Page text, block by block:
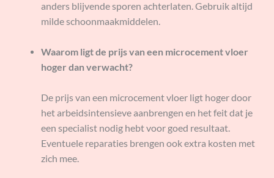
anders blijvende sporen achterlaten. Gebruik altijd
milde schoonmaakmiddelen.
Waarom ligt de prijs van een microcement vloer
hoger dan verwacht?
De prijs van een microcement vloer ligt hoger door
het arbeidsintensieve aanbrengen en het feit dat je
een specialist nodig hebt voor goed resultaat.
Eventuele reparaties brengen ook extra kosten met
zich mee.